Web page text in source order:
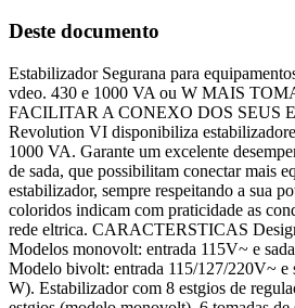
Deste documento
Estabilizador Segurana para
vdeo. 430 e 1000 VA ou W MAIS
FACILITAR A CONEXO DOS SEUS
Revolution VI disponibiliza
1000 VA. Garante um excelente
de sada, que possibilitam conectar mais
estabilizador, sempre respeitando a sua
coloridos indicam com praticidade as
rede eltrica. CARACTERSTICAS
Modelos monovolt: entrada 115V~ e
Modelo bivolt: entrada 115/127/220V~ e
W). Estabilizador com 8 estgios de